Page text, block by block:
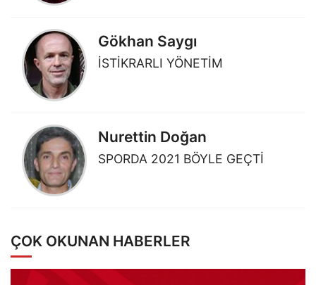
Gökhan Saygı
İSTİKRARLI YÖNETİM
Nurettin Doğan
SPORDA 2021 BÖYLE GEÇTİ
ÇOK OKUNAN HABERLER